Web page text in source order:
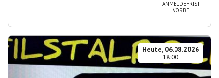
ANMELDEFRIST
VORBEI
Heute, 06.08.2026
18:00